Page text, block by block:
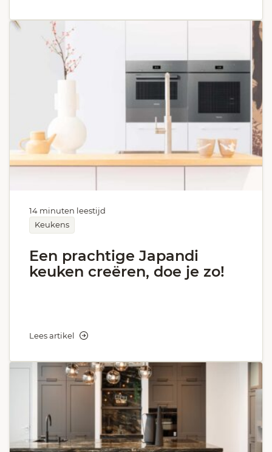
Keukens
14 minuten leestijd
Een prachtige Japandi
keuken creëren, doe je zo!
Lees artikel